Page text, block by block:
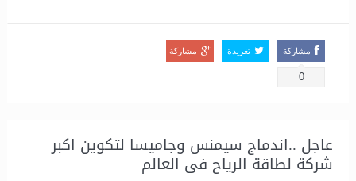
مشاركة
0
تغريدة مشاركة
عاجل ..اندماج سيمنس وجاميسا لتكوين اكبر
شركة لطاقة الرياح فى العالم